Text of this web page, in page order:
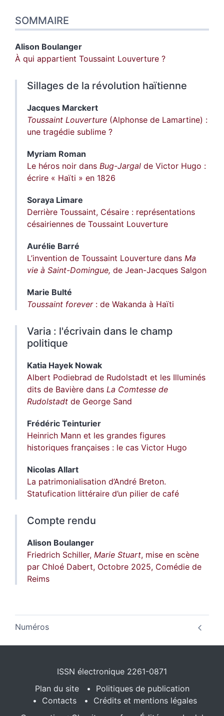
SOMMAIRE
Alison Boulanger
À qui appartient Toussaint Louverture ?
Sillages de la révolution haïtienne
Jacques Marckert
Toussaint Louverture (Alphonse de Lamartine) :
une tragédie sublime ?
Myriam Roman
Le héros noir dans Bug-Jargal de Victor Hugo :
écrire « Haïti » en 1826
Soraya Limare
Derrière Toussaint, Césaire : représentations
césairiennes de Toussaint Louverture
Aurélie Barré
L’invention de Toussaint Louverture dans Ma
vie à Saint-Domingue, de Jean-Jacques Salgon
Marie Bulté
Toussaint forever: de Wakanda à Haïti
Varia : l'écrivain dans le champ
politique
Katia Hayek Nowak
Albert Podiebrad de Rudolstadt et les Illuminés
dits de Bavière dans La Comtesse de
Rudolstadt de George Sand
Frédéric Teinturier
Heinrich Mann et les grandes figures
historiques françaises : le cas Victor Hugo
Nicolas Allart
La patrimonialisation d’André Breton.
Statufication littéraire d’un pilier de café
Compte rendu
Alison Boulanger
Friedrich Schiller, Marie Stuart, mise en scène
par Chloé Dabert, Octobre 2025, Comédie de
Reims
Numéros
ISSN électronique 2261-0871
Plan du site
Politiques de publication
Contacts
Crédits et mentions légales